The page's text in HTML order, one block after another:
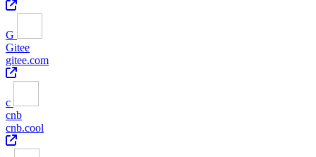
G
Gitee
gitee.com
c
cnb
cnb.cool